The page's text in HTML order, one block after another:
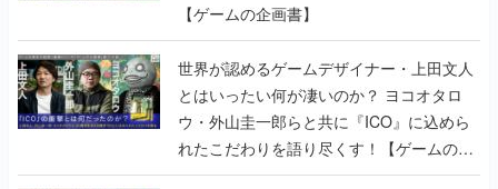
【ゲームの企画書】
世界が認めるゲームデザイナー・上田文人
とはいったい何が凄いのか？ ヨコオタロ
ウ・外山圭一郎らと共に『ICO』に込めら
れたこだわりを語り尽くす！【ゲームの企
画書】